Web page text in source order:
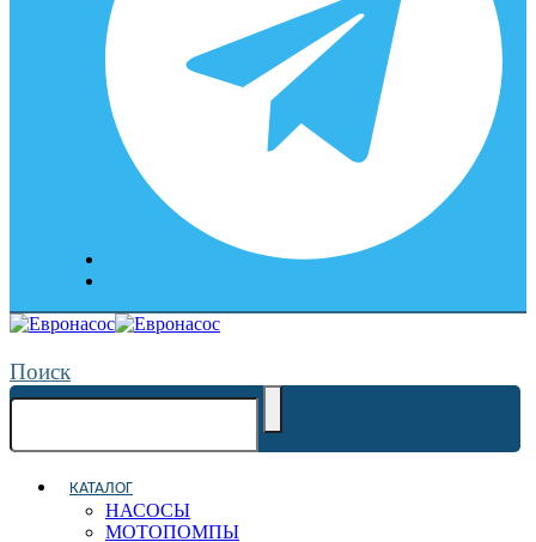
Поиск
КАТАЛОГ
НАСОСЫ
МОТОПОМПЫ